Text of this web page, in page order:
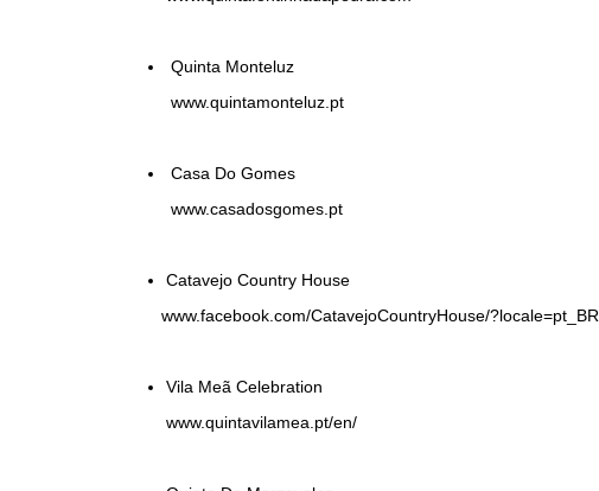
Quinta Monteluz
www.quintamonteluz.pt
Casa Do Gomes
www.casadosgomes.pt
Catavejo Country House
www.facebook.com/CatavejoCountryHouse/?locale=pt_BR
Vila Meã Celebration
www.quintavilamea.pt/en/